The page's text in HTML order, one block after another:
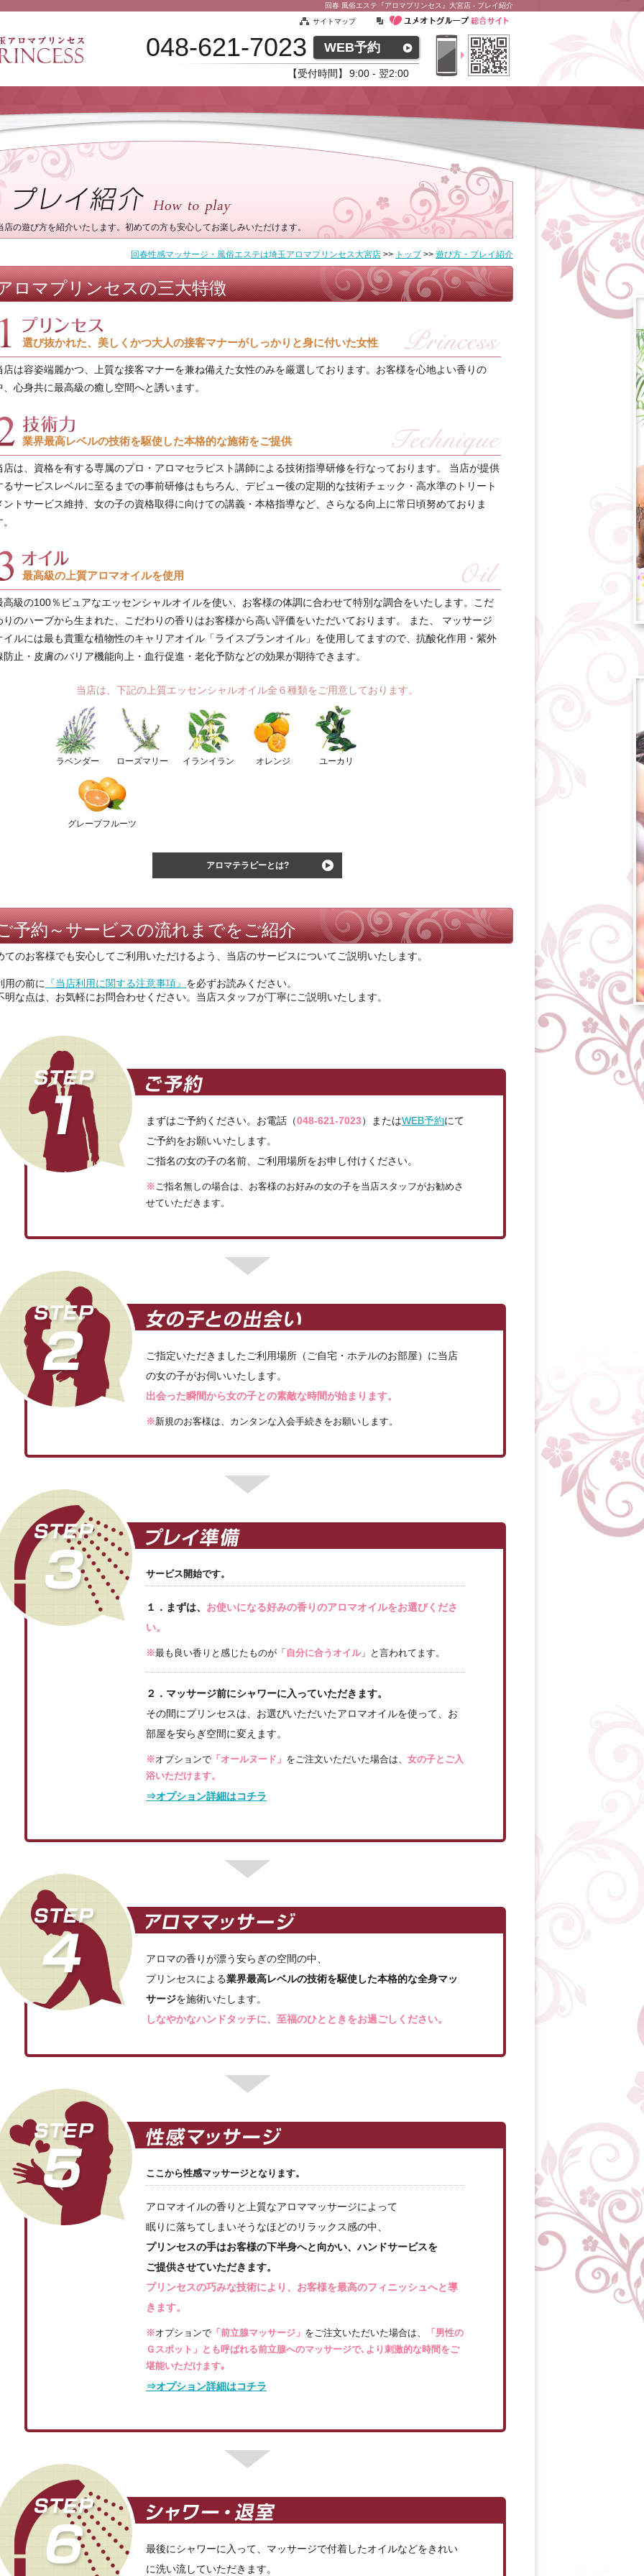
回春 風俗エステ『アロマプリンセス』大宮店 - プレイ紹介
サイトマップ
048-621-7023 WEB予約
【受付時間】 9:00 - 翌2:00
回春性感マッサージ・風俗エステは埼玉アロマプリンセス大宮店 >> トップ>> 遊び方・プレイ紹介
店の遊び方を紹介いたします。初めての方も安心してお楽しみいただけます。
ロマプリンセスの三大特徴
選び抜かれた、美しくかつ大人の接客マナーがしっかりと身に付いた女性
店は容姿端麗かつ、上質な接客マナーを兼ね備えた女性のみを厳選しております。お客様を心地よい香りの
、心身共に最高級の癒し空間へと誘います。
業界最高レベルの技術を駆使した本格的な施術をご提供
店は、資格を有する専属のプロ・アロマセラピスト講師による技術指導研修を行なっております。 当店が提供
るサービスレベルに至るまでの事前研修はもちろん、デビュー後の定期的な技術チェック・高水準のトリート
ントサービス維持、女の子の資格取得に向けての講義・本格指導など、さらなる向上に常日頃努めておりま
最高級の上質アロマオイルを使用
高級の100％ピュアなエッセンシャルオイルを使い、お客様の体調に合わせて特別な調合をいたします。こだ
りのハーブから生まれた、こだわりの香りはお客様から高い評価をいただいております。 また、 マッサージ
イルには最も貴重な植物性のキャリアオイル「ライスブランオイル」を使用してますので、抗酸化作用・紫外
防止・皮膚のバリア機能向上・血行促進・老化予防などの効果が期待できます。
当店は、下記の上質エッセンシャルオイル全６種類をご用意しております。
ラベンダー ローズマリー イランイラン オレンジ ユーカリ
グレープフルーツ
アロマテラピーとは?
予約～サービスの流れまでをご紹介
てのお客様でも安心してご利用いただけるよう、当店のサービスについてご説明いたします。
用の前に 『当店利用に関する注意事項』 を必ずお読みください。
明な点は、お気軽にお問合わせください。当店スタッフが丁寧にご説明いたします。
まずはご予約ください。お電話（048-621-7023）またはWEB予約にて
ご予約をお願いいたします。
ご指名の女の子の名前、ご利用場所をお申し付けください。
※ご指名無しの場合は、お客様のお好みの女の子を当店スタッフがお勧めさ
せていただきます。
ご指定いただきましたご利用場所（ご自宅・ホテルのお部屋）に当店
の女の子がお伺いいたします。
出会った瞬間から女の子との素敵な時間が始まります。
※新規のお客様は、カンタンな入会手続きをお願いします。
サービス開始です。
１．まずは、 お使いになる好みの香りのアロマオイルをお選びくださ
い。
※最も良い香りと感じたものが「 自分に合うオイル」と言われてます。
２．マッサージ前にシャワーに入っていただきます。
その間にプリンセスは、お選びいただいたアロマオイルを使って、お
部屋を安らぎ空間に変えます。
※オプションで 「オールヌード」 をご注文いただいた場合は、 女の子とご入
浴いただけます。
⇒オプション詳細はコチラ
アロマの香りが漂う安らぎの空間の中、
プリンセスによる業界最高レベルの技術を駆使した本格的な全身マッ
サージを施術いたします。
しなやかなハンドタッチに、至福のひとときをお過ごしください。
ここから性感マッサージとなります。
アロマオイルの香りと上質なアロママッサージによって
眠りに落ちてしまいそうなほどのリラックス感の中、
プリンセスの手はお客様の下半身へと向かい、ハンドサービスを
ご提供させていただきます。
プリンセスの巧みな技術により、お客様を最高のフィニッシュへと導
きます。
※オプションで 「前立腺マッサージ」 をご注文いただいた場合は、
「男性の
Ｇスポット」とも呼ばれる前立腺へのマッサージで､より刺激的な時間をご
堪能いただけます｡
⇒オプション詳細はコチラ
最後にシャワーに入って、マッサージで付着したオイルなどをきれい
に洗い流していただきます。